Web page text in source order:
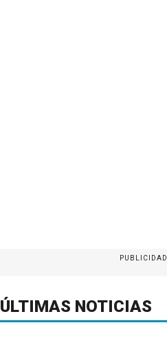
PUBLICIDAD
ÚLTIMAS NOTICIAS